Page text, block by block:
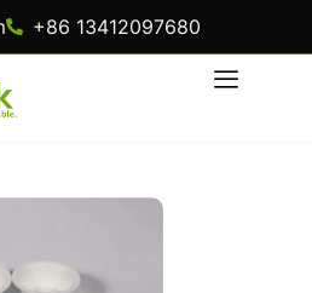
+86 13412097680